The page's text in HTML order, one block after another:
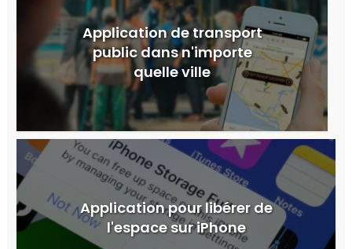
Application de transport
public dans n'importe
quelle ville
Application pour libérer de
l'espace sur iPhone